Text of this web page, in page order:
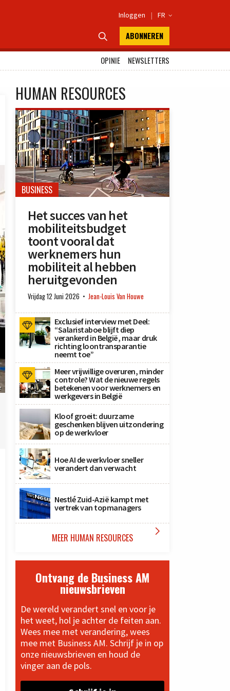
Inloggen | FR 
 ABONNEREN
OPINIE
NEWSLETTERS
HUMAN RESOURCES
BUSINESS
Het succes van het
mobiliteitsbudget
toont vooral dat
werknemers hun
mobiliteit al hebben
heruitgevonden
Vrijdag 12 Juni 2026 Jean-Louis Van Houwe
Exclusief interview met Deel:
“Salaristaboe blijft diep
verankerd in België, maar druk
richting loontransparantie
neemt toe”
Meer vrijwillige overuren, minder
controle? Wat de nieuwe regels
betekenen voor werknemers en
werkgevers in België
Kloof groeit: duurzame
geschenken blijven uitzondering
op de werkvloer
Hoe AI de werkvloer sneller
verandert dan verwacht
Nestlé Zuid-Azië kampt met
vertrek van topmanagers
MEER HUMAN RESOURCES 
Ontvang de Business AM
nieuwsbrieven
De wereld verandert snel en voor je
het weet, hol je achter de feiten aan.
Wees mee met verandering, wees
mee met Business AM. Schrijf je in op
onze nieuwsbrieven en houd de
vinger aan de pols.